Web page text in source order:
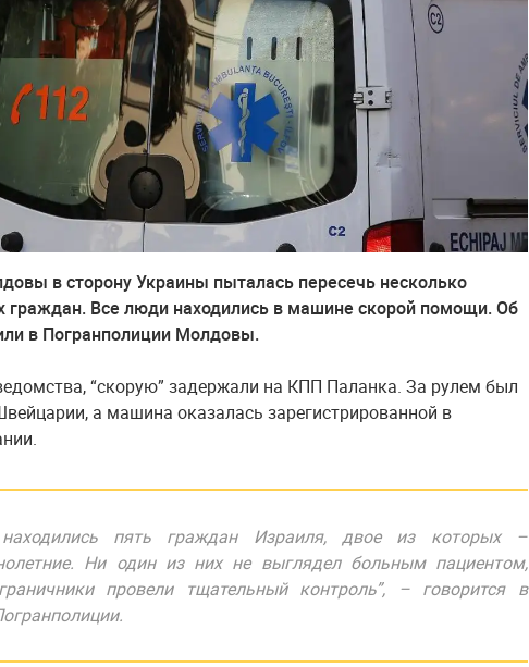
в сторону Украины пыталась пересечь несколько
граждан. Все люди находились в машине скорой помощи. Об
в Погранполиции Молдовы.
“скорую” задержали на КПП Паланка. За рулем был
а машина оказалась зарегистрированной в
пять граждан Израиля, двое из которых –
Ни один из них не выглядел больным пациентом,
провели тщательный контроль”, – говорится в